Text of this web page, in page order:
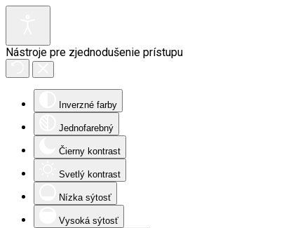
Nástroje pre zjednodušenie prístupu
Inverzné farby
Jednofarebný
Čierny kontrast
Svetlý kontrast
Nízka sýtosť
Vysoká sýtosť